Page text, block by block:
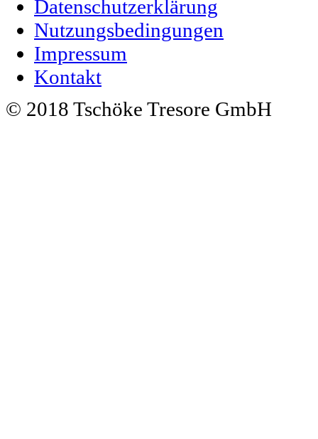
Datenschutzerklärung
Nutzungsbedingungen
Impressum
Kontakt
© 2018 Tschöke Tresore GmbH